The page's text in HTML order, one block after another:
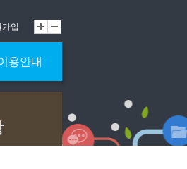
가입
용안내